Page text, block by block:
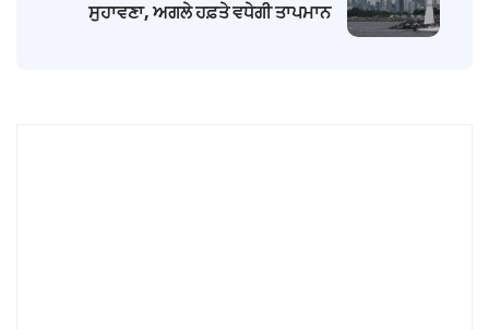
ਸੁਹਾਵਣਾ, ਅਗਲੇ ਹਫ਼ਤੇ ਵਧੇਗੀ ਤਾਪਮਾਨ